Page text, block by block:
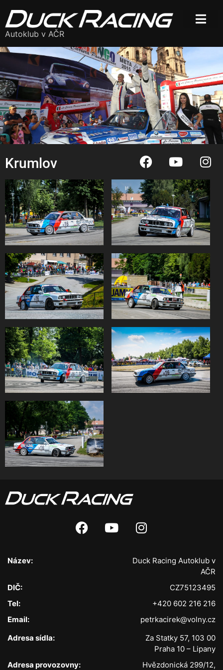
Autoklub v AČR
Krumlov
Název:
Duck Racing Autoklub v
AČR
DIČ:
CZ75123495
Tel:
+420 602 216 216
Email:
petrkacirek@volny.cz
Adresa sídla:
Za Statky 57, 103 00
Praha 10 – Lipany
Adresa provozovny:
Hvězdonická 299/12,